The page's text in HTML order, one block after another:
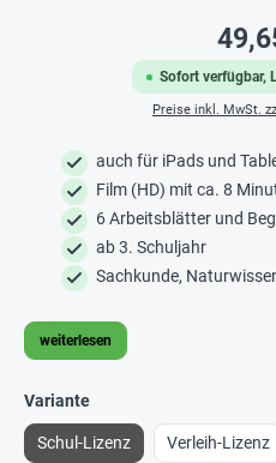
Sofort verfügbar,
Preise inkl. MwSt.
auch für iPads und
Film (HD) mit ca. 8
6 Arbeitsblätter und
ab 3. Schuljahr
Sachkunde,
weiterlesen
Variante
Schul-Lizenz Verleih-Lizenz